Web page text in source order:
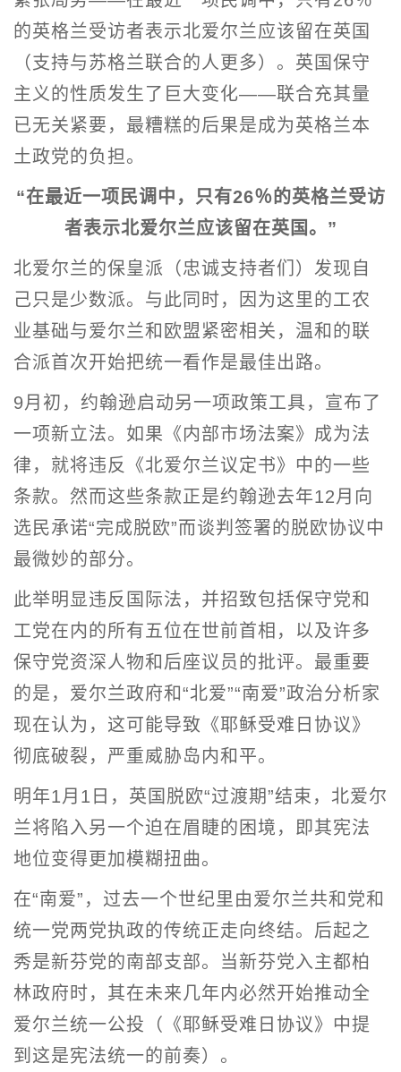
的英格兰受访者表示北爱尔兰应该留在英国
（支持与苏格兰联合的人更多）。英国保守
主义的性质发生了巨大变化——联合充其量
已无关紧要，最糟糕的后果是成为英格兰本
土政党的负担。
“在最近一项民调中，只有26％的英格兰受访
者表示北爱尔兰应该留在英国。”
北爱尔兰的保皇派（忠诚支持者们）发现自
己只是少数派。与此同时，因为这里的工农
业基础与爱尔兰和欧盟紧密相关，温和的联
合派首次开始把统一看作是最佳出路。
9月初，约翰逊启动另一项政策工具，宣布了
一项新立法。如果《内部市场法案》成为法
律，就将违反《北爱尔兰议定书》中的一些
条款。然而这些条款正是约翰逊去年12月向
选民承诺“完成脱欧”而谈判签署的脱欧协议中
最微妙的部分。
此举明显违反国际法，并招致包括保守党和
工党在内的所有五位在世前首相，以及许多
保守党资深人物和后座议员的批评。最重要
的是，爱尔兰政府和“北爱”“南爱”政治分析家
现在认为，这可能导致《耶稣受难日协议》
彻底破裂，严重威胁岛内和平。
明年1月1日，英国脱欧“过渡期”结束，北爱尔
兰将陷入另一个迫在眉睫的困境，即其宪法
地位变得更加模糊扭曲。
在“南爱”，过去一个世纪里由爱尔兰共和党和
统一党两党执政的传统正走向终结。后起之
秀是新芬党的南部支部。当新芬党入主都柏
林政府时，其在未来几年内必然开始推动全
爱尔兰统一公投（《耶稣受难日协议》中提
到这是宪法统一的前奏）。